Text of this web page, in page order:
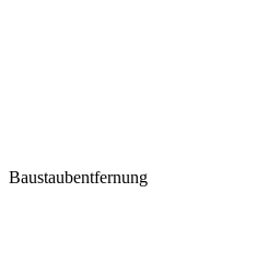
Baustaubentfernung